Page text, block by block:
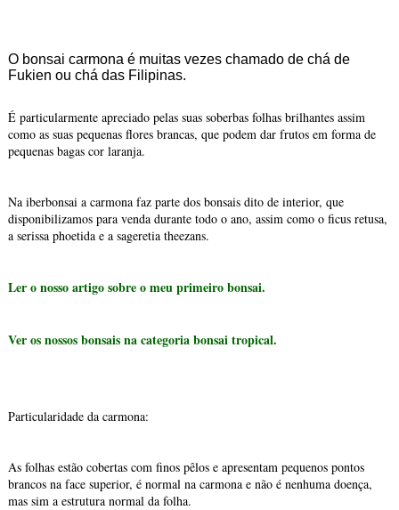
O bonsai carmona é muitas vezes chamado de chá de
Fukien ou chá das Filipinas.
É particularmente apreciado pelas suas soberbas folhas brilhantes assim
como as suas pequenas flores brancas, que podem dar frutos em forma de
pequenas bagas cor laranja.
Na iberbonsai a carmona faz parte dos bonsais dito de interior, que
disponibilizamos para venda durante todo o ano, assim como o ficus retusa,
a serissa phoetida e a sageretia theezans.
Ler o nosso artigo sobre o meu primeiro bonsai.
Ver os nossos bonsais na categoria bonsai tropical.
Particularidade da carmona:
As folhas estão cobertas com finos pêlos e apresentam pequenos pontos
brancos na face superior, é normal na carmona e não é nenhuma doença,
mas sim a estrutura normal da folha.